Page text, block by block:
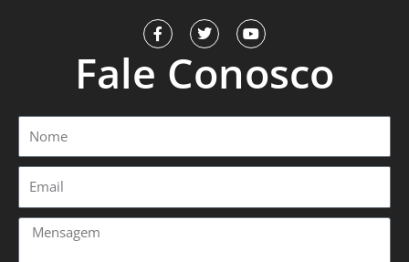
F
a
c
o
f
T
w
i
t
t
r
Y
o
u
t
u
e
Fale Conosco
Mensagem